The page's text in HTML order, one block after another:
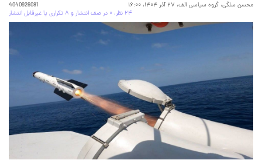
محسن سلگی، گروه سیاسی الف، ۲۷ آذر ۱۴۰۴، ۱۶:۰۰
4040926081
۲۴ نظر، ۰ در صف انتشار و ۸ تکراری یا غیرقابل انتشار